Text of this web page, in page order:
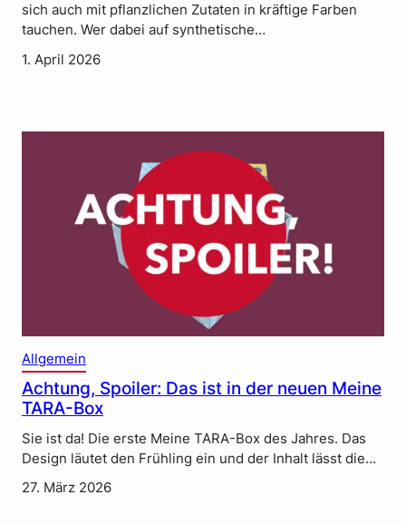
sich auch mit pflanzlichen Zutaten in kräftige Farben
tauchen. Wer dabei auf synthetische…
1. April 2026
Allgemein
Achtung, Spoiler: Das ist in der neuen Meine
TARA-Box
Sie ist da! Die erste Meine TARA-Box des Jahres. Das
Design läutet den Frühling ein und der Inhalt lässt die…
27. März 2026